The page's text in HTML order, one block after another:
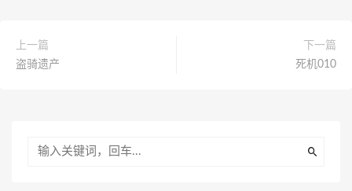
上一篇
盗骑遗产
下一篇
死机010